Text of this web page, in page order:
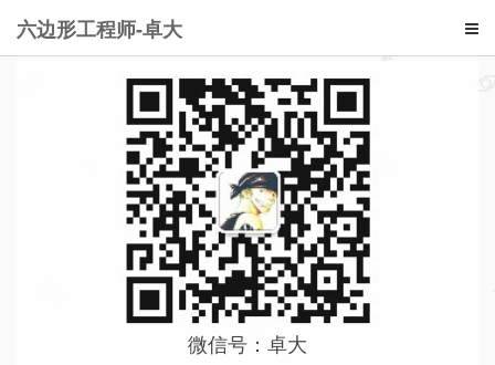
六边形工程师-卓大
微信号：卓大